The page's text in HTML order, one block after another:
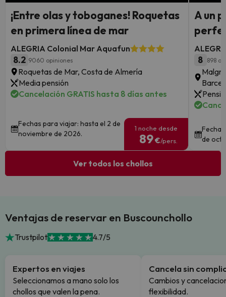
¡Entre olas y toboganes! Roquetas
en primera línea de mar
ALEGRIA Colonial Mar Aquafun
8.2 9060 opiniones
Roquetas de Mar, Costa de Almería
Media pensión
Cancelación GRATIS hasta 8 días antes
Fechas para viajar: hasta el 2 de
noviembre de 2026.
1 noche desde
89€/pers.
A un
8 898
de
Ver todos los chollos
Ventajas de reservar en Buscounchollo
Trustpilot 4.7/5
Expertos en viajes
Seleccionamos a mano solo los
chollos que valen la pena.
Cancela sin
Cambios y
flexibilidad.